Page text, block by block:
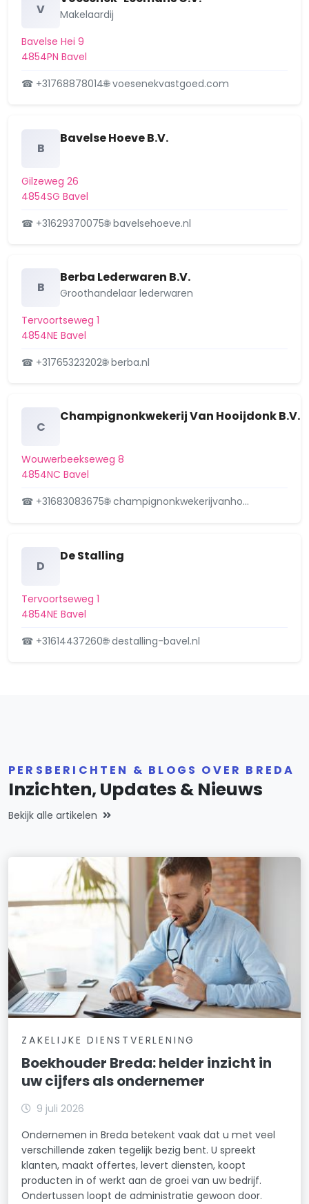
Kievitsloop
Kroeten
Liesbos
Mastbos
Overakker
Overkroeten
Ruitersbos
Sportpark
Station
Teteringen
Ulvenhout
Valkenberg
Ypelaar
Zandberg
V
Makelaardij
Bavelse Hei 9
4854PN Bavel
☎ +31768878014🌐 voesenekvastgoed.com
B
Bavelse Hoeve B.V.
Gilzeweg 26
4854SG Bavel
☎ +31629370075🌐 bavelsehoeve.nl
B
Berba Lederwaren B.V.
Groothandelaar lederwaren
Tervoortseweg 1
4854NE Bavel
☎ +31765323202🌐 berba.nl
C
Champignonkwekerij Van Hooijdonk B.V.
Wouwerbeekseweg 8
4854NC Bavel
☎ +31683083675🌐 champignonkwekerijvanho…
D
De Stalling
Tervoortseweg 1
4854NE Bavel
☎ +31614437260🌐 destalling-bavel.nl
PERSBERICHTEN & BLOGS OVER BREDA
Inzichten, Updates & Nieuws
Bekijk alle artikelen
ZAKELIJKE DIENSTVERLENING
Boekhouder Breda: helder inzicht in
uw cijfers als ondernemer
9 juli 2026
Ondernemen in Breda betekent vaak dat u met veel
verschillende zaken tegelijk bezig bent. U spreekt
klanten, maakt offertes, levert diensten, koopt
producten in of werkt aan de groei van uw bedrijf.
Ondertussen loopt de administratie gewoon door.